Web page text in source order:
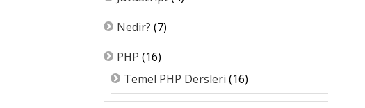
Nedir? (7)
PHP (16)
Temel PHP Dersleri (16)